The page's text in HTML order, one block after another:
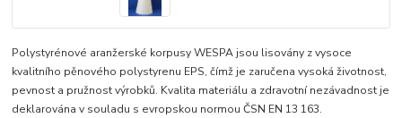
Polystyrénové aranžerské korpusy WESPA jsou lisovány z vysoce
kvalitního pěnového polystyrenu EPS, čímž je zaručena vysoká životnost,
pevnost a pružnost výrobků. Kvalita materiálu a zdravotní nezávadnost je
deklarována v souladu s evropskou normou ČSN EN 13 163.